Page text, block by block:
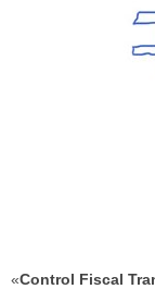
«Control Fiscal